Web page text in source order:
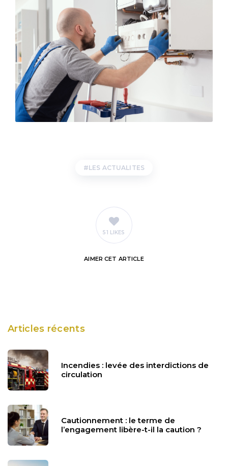
LES ACTUALITES
51 LIKES
AIMER CET ARTICLE
Articles récents
Incendies : levée des interdictions de
circulation
Cautionnement : le terme de
l’engagement libère-t-il la caution ?